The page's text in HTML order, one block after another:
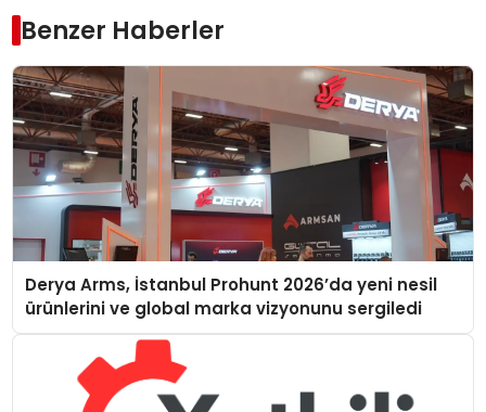
Benzer Haberler
Derya Arms, İstanbul Prohunt 2026’da yeni nesil
ürünlerini ve global marka vizyonunu sergiledi